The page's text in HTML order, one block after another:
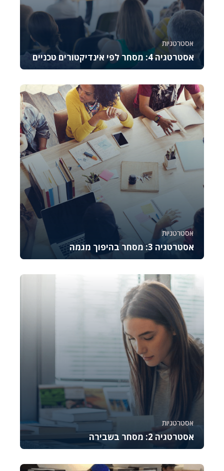
אסטרטגיות
אסטרטגיה 4: מסחר לפי אינדיקטורים טכניים
מסביר כיצד לתמחר אותן, לנהל סיכונים ולבצע נית...
9
991
אסטרטגיות
אסטרטגיה 3: מסחר בהיפוך מגמה
מסביר כיצד לתמחר אותן, לנהל סיכונים ולבצע נית...
6
782
אסטרטגיות
אסטרטגיה 2: מסחר בשבירה
מסביר כיצד לתמחר אותן, לנהל סיכונים ולבצע נית...